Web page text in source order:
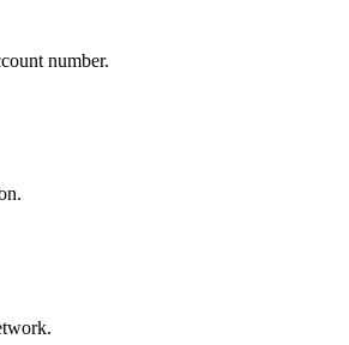
number.